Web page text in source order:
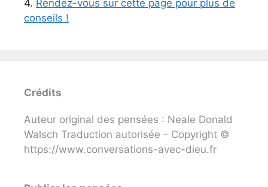
4. Rendez-vous sur cette page pour plus de
conseils !
Crédits
Auteur original des pensées : Neale Donald
Walsch Traduction autorisée - Copyright ©
https://www.conversations-avec-dieu.fr